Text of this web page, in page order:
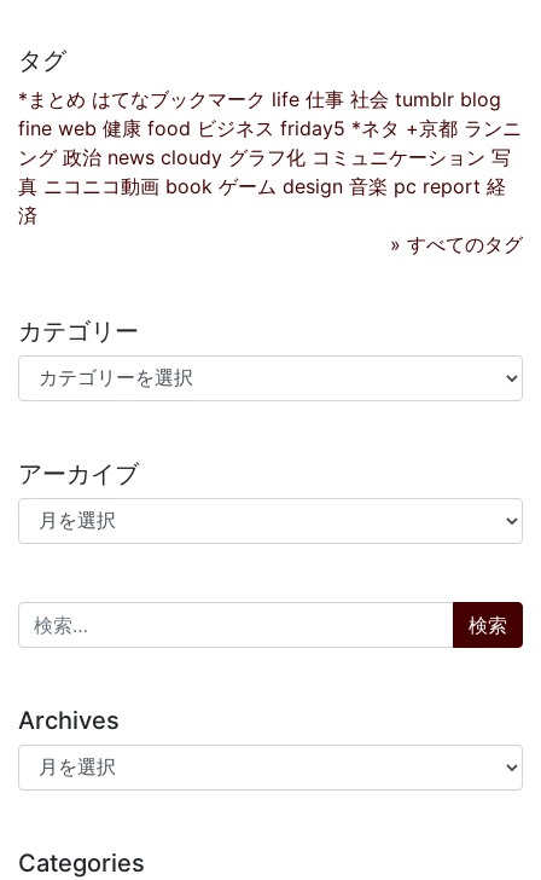
タグ
*まとめ はてなブックマーク life 仕事 社会 tumblr blog
fine web 健康 food ビジネス friday5 *ネタ +京都 ランニ
ング 政治 news cloudy グラフ化 コミュニケーション 写
真 ニコニコ動画 book ゲーム design 音楽 pc report 経
済
» すべてのタグ
カテゴリー
カテゴリー
アーカイブ
アーカイブ
検索:
Archives
Archives
Categories